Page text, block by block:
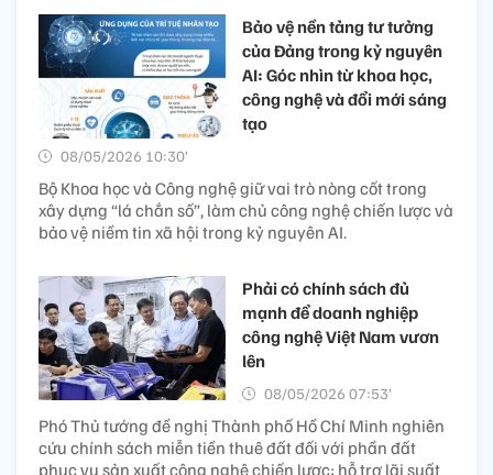
Bảo vệ nền tảng tư tưởng
của Đảng trong kỷ nguyên
AI: Góc nhìn từ khoa học,
công nghệ và đổi mới sáng
tạo
08/05/2026 10:30’
Bộ Khoa học và Công nghệ giữ vai trò nòng cốt trong
xây dựng “lá chắn số”, làm chủ công nghệ chiến lược và
bảo vệ niềm tin xã hội trong kỷ nguyên AI.
Phải có chính sách đủ
mạnh để doanh nghiệp
công nghệ Việt Nam vươn
lên
08/05/2026 07:53’
Phó Thủ tướng đề nghị Thành phố Hồ Chí Minh nghiên
cứu chính sách miễn tiền thuê đất đối với phần đất
phục vụ sản xuất công nghệ chiến lược; hỗ trợ lãi suất